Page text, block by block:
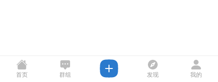
首页 群组 发现 我的